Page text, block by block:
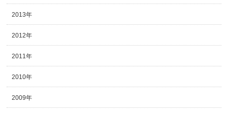
2013年
2012年
2011年
2010年
2009年